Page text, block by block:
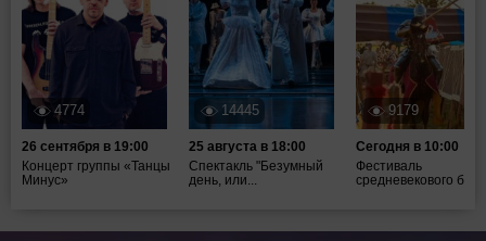
4774
26 сентября в 19:00
Концерт группы «Танцы
Минус»
14445
25 августа в 18:00
Спектакль "Безумный
день, или...
9179
Сегодня в 10:00
Фестиваль
средневекового боя